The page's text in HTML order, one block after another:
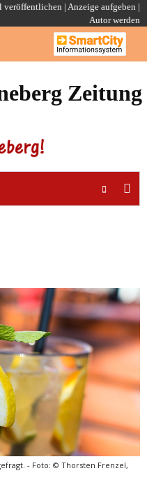
veröffentlichen | Anzeige aufgeben |
Autor werden
Zeitung
- Foto: © Thorsten Frenzel,